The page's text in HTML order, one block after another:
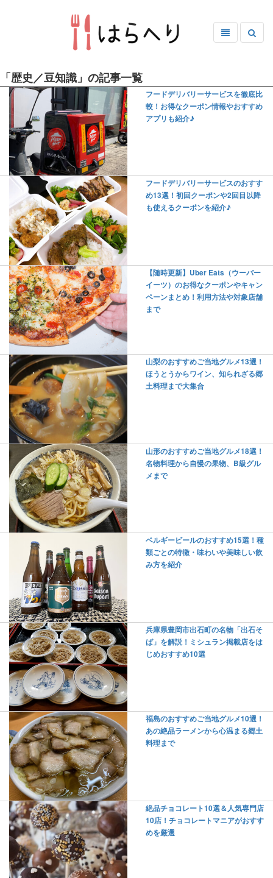
「歴史／豆知識」の記事一覧
フードデリバリーサービスを徹底比
較！お得なクーポン情報やおすすめ
アプリも紹介♪
フードデリバリーサービスのおすす
め13選！初回クーポンや2回目以降
も使えるクーポンを紹介♪
【随時更新】Uber Eats（ウーバー
イーツ）のお得なクーポンやキャン
ペーンまとめ！利用方法や対象店舗
まで
山梨のおすすめご当地グルメ13選！
ほうとうからワイン、知られざる郷
土料理まで大集合
山形のおすすめご当地グルメ18選！
名物料理から自慢の果物、B級グル
メまで
ベルギービールのおすすめ15選！種
類ごとの特徴・味わいや美味しい飲
み方を紹介
兵庫県豊岡市出石町の名物「出石そ
ば」を解説！ミシュラン掲載店をは
じめおすすめ10選
福島のおすすめご当地グルメ10選！
あの絶品ラーメンから心温まる郷土
料理まで
絶品チョコレート10選＆人気専門店
10店！チョコレートマニアがおすす
めを厳選